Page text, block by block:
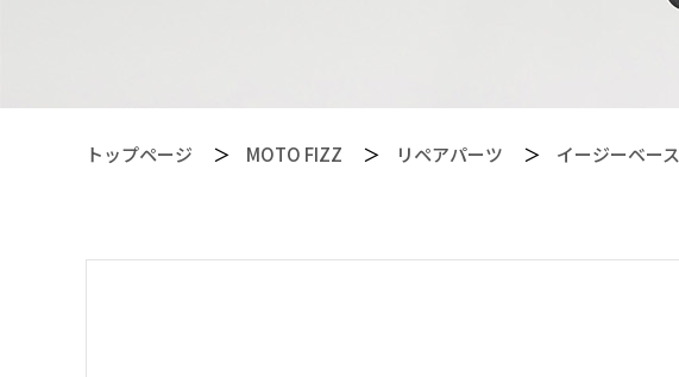
トップページ MOTO FIZZ リペアパーツ イージーベース